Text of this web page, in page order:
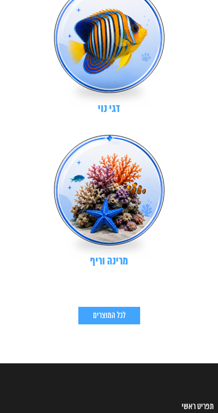
דגי נוי
מרינה וריף
לכל המוצרים
תפריט ראשי